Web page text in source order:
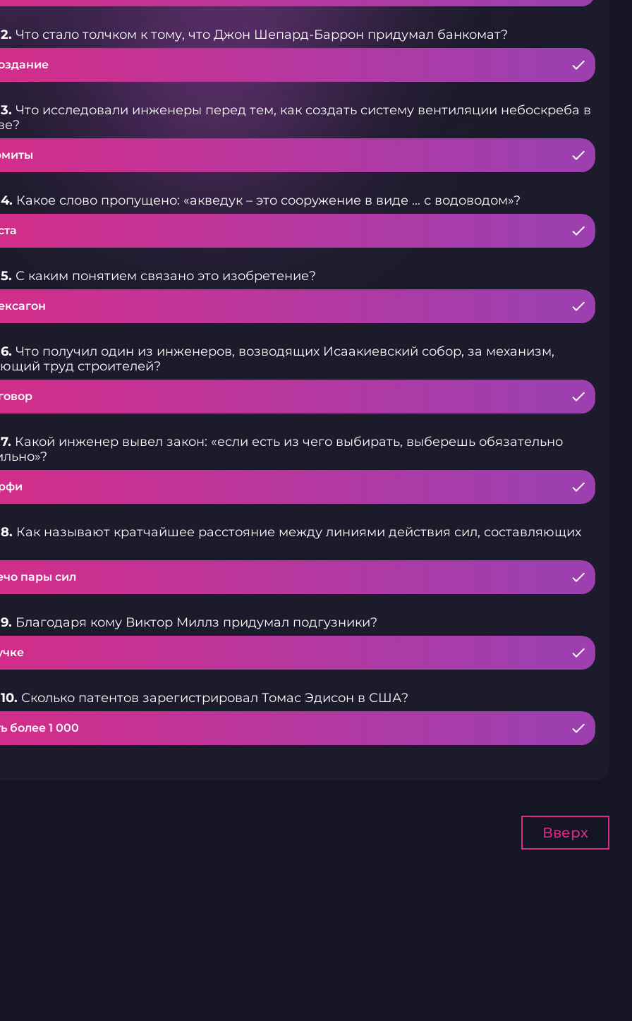
Что стало толчком к тому, что Джон Шепард-Баррон придумал банкомат?
Что исследовали инженеры перед тем, как создать систему вентиляции небоскреба в
Какое слово пропущено: «акведук – это сооружение в виде … с водоводом»?
С каким понятием связано это изобретение?
Что получил один из инженеров, возводящих Исаакиевский собор, за механизм,
труд строителей?
Какой инженер вывел закон: «если есть из чего выбирать, выберешь обязательно
Как называют кратчайшее расстояние между линиями действия сил, составляющих
пары сил
Благодаря кому Виктор Миллз придумал подгузники?
Сколько патентов зарегистрировал Томас Эдисон в США?
более 1 000
Вверх